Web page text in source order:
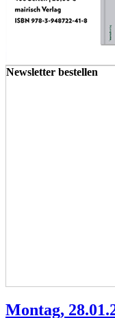
Newsletter bestellen
Montag,